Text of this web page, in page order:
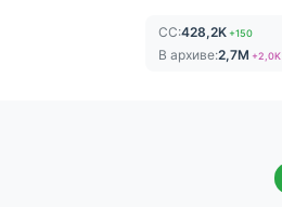
СС:428,2K+150
В архиве:2,7M +2,0K